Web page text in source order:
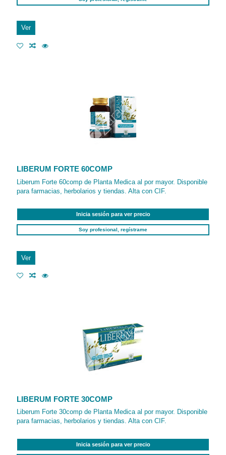
Ver
LIBERUM FORTE 60COMP
Liberum Forte 60comp de Planta Medica al por mayor. Disponible
para farmacias, herbolarios y tiendas. Alta con CIF.
Inicia sesión para ver precio
Soy profesional, regístrame
Ver
LIBERUM FORTE 30COMP
Liberum Forte 30comp de Planta Medica al por mayor. Disponible
para farmacias, herbolarios y tiendas. Alta con CIF.
Inicia sesión para ver precio